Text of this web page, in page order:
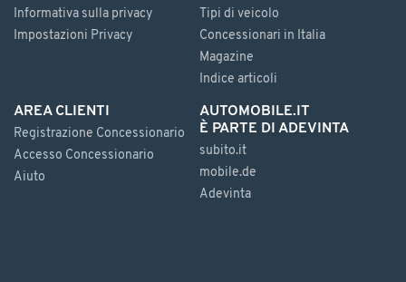
Informativa sulla privacy
Impostazioni Privacy
Tipi di veicolo
Concessionari in Italia
Magazine
Indice articoli
AREA CLIENTI
Registrazione Concessionario
Accesso Concessionario
Aiuto
AUTOMOBILE.IT
È PARTE DI ADEVINTA
subito.it
mobile.de
Adevinta